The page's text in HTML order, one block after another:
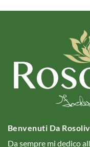
Benvenuti Da
Da sempre mi dedico